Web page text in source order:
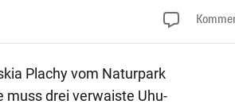
Plachy vom Naturpark
muss drei verwaiste Uhu-